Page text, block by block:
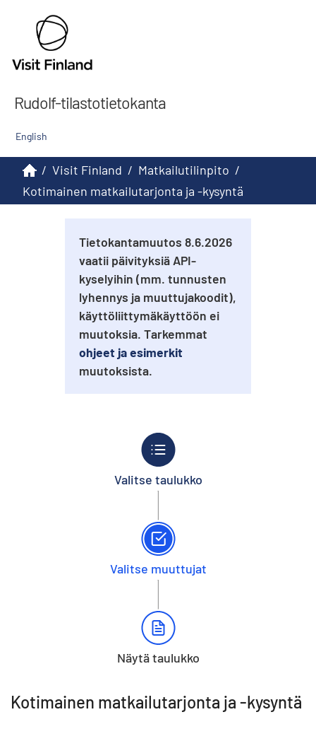
Rudolf-tilastotietokanta
English
/ Visit Finland / Matkailutilinpito /
Kotimainen matkailutarjonta ja -kysyntä
Tietokantamuutos 8.6.2026
vaatii päivityksiä API-
kyselyihin (mm. tunnusten
lyhennys ja muuttujakoodit),
käyttöliittymäkäyttöön ei
muutoksia. Tarkemmat
ohjeet ja esimerkit
muutoksista.
Valitse taulukko
Valitse muuttujat
Näytä taulukko
Kotimainen matkailutarjonta ja -kysyntä